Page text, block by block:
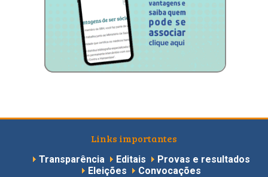
Links importantes
Transparência Editais
Provas e resultados
Eleições
Convocações